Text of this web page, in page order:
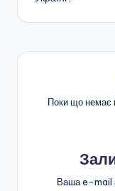
Поки що немає
Ваша e-mail